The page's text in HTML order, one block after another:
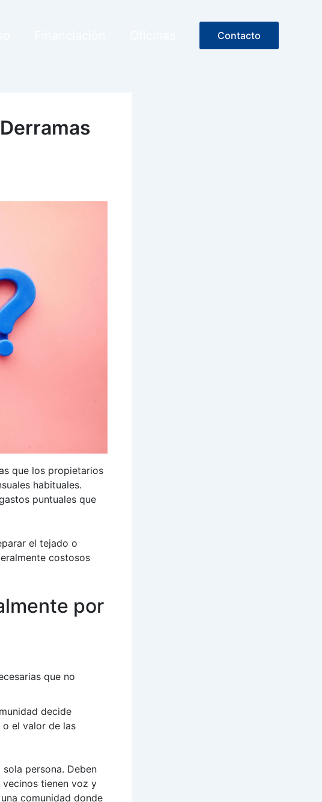
Contacto
que los propietarios
habituales.
puntuales que
el tejado o
costosos
por
que no
decide
el valor de las
persona. Deben
tienen voz y
comunidad donde